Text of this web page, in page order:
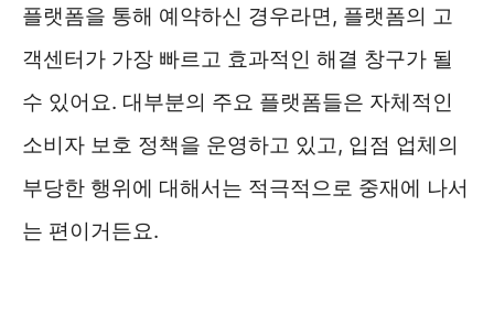
플랫폼을 통해 예약하신 경우라면, 플랫폼의 고
객센터가 가장 빠르고 효과적인 해결 창구가 될
수 있어요. 대부분의 주요 플랫폼들은 자체적인
소비자 보호 정책을 운영하고 있고, 입점 업체의
부당한 행위에 대해서는 적극적으로 중재에 나서
는 편이거든요.